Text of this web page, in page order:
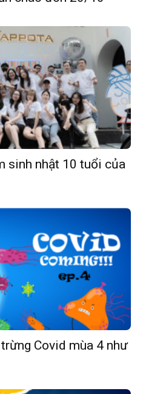
sinh nhật 10 tuổi của
Covid mùa 4 như